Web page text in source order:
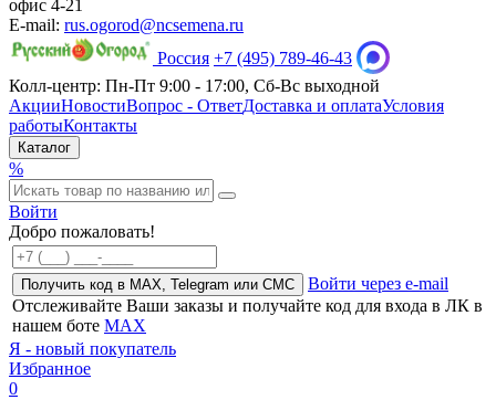
офис 4-21
E-mail: rus.ogorod@ncsemena.ru
Россия +7 (495) 789-46-43
Колл-центр: Пн-Пт 9:00 - 17:00, Сб-Вс выходной
АкцииНовостиВопрос - ОтветДоставка и оплатаУсловия
работыКонтакты
Каталог
%
Войти
Добро пожаловать!
Получить код в MAX, Telegram или СМС
Войти через e-mail
Отслеживайте Ваши заказы и получайте код для входа в ЛК в
нашем боте MAX
Я - новый покупатель
Избранное
0